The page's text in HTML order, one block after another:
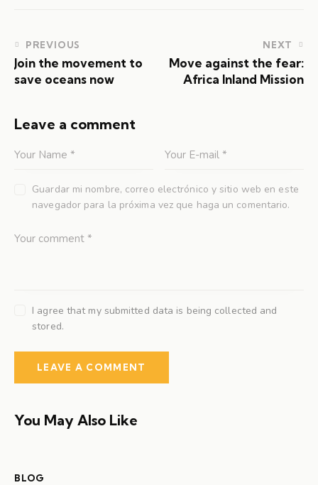
PREVIOUS
Join the movement to
save oceans now
NEXT
Move against the fear:
Africa Inland Mission
Leave a comment
Guardar mi nombre, correo electrónico y sitio web en este
navegador para la próxima vez que haga un comentario.
I agree that my submitted data is being collected and
stored.
You May Also Like
BLOG